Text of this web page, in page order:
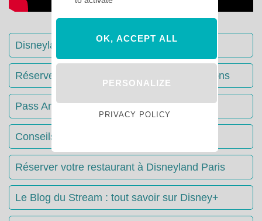
Disneyland Paris : Le guide complet
Réserver votre séjour : toutes les informations
Pass Annuels Disney : informations
Conseils & Astuces Disneyland Paris
Réserver votre restaurant à Disneyland Paris
Le Blog du Stream : tout savoir sur Disney+
OK, ACCEPT ALL
PERSONALIZE
PRIVACY POLICY